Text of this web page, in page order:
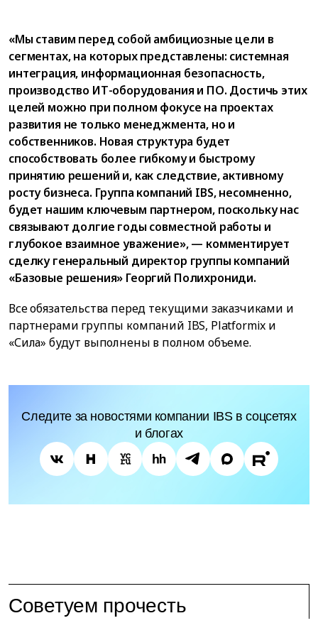
«Мы ставим перед собой амбициозные цели в
сегментах, на которых представлены: системная
интеграция, информационная безопасность,
производство ИТ-оборудования и ПО. Достичь этих
целей можно при полном фокусе на проектах
развития не только менеджмента, но и
собственников. Новая структура будет
способствовать более гибкому и быстрому
принятию решений и, как следствие, активному
росту бизнеса. Группа компаний IBS, несомненно,
будет нашим ключевым партнером, поскольку нас
связывают долгие годы совместной работы и
глубокое взаимное уважение», — комментирует
сделку генеральный директор группы компаний
«Базовые решения» Георгий Полихрониди.
Все обязательства перед текущими заказчиками и
партнерами группы компаний IBS, Platformix и
«Сила» будут выполнены в полном объеме.
Следите за новостями компании IBS в соцсетях
и блогах
Советуем прочесть